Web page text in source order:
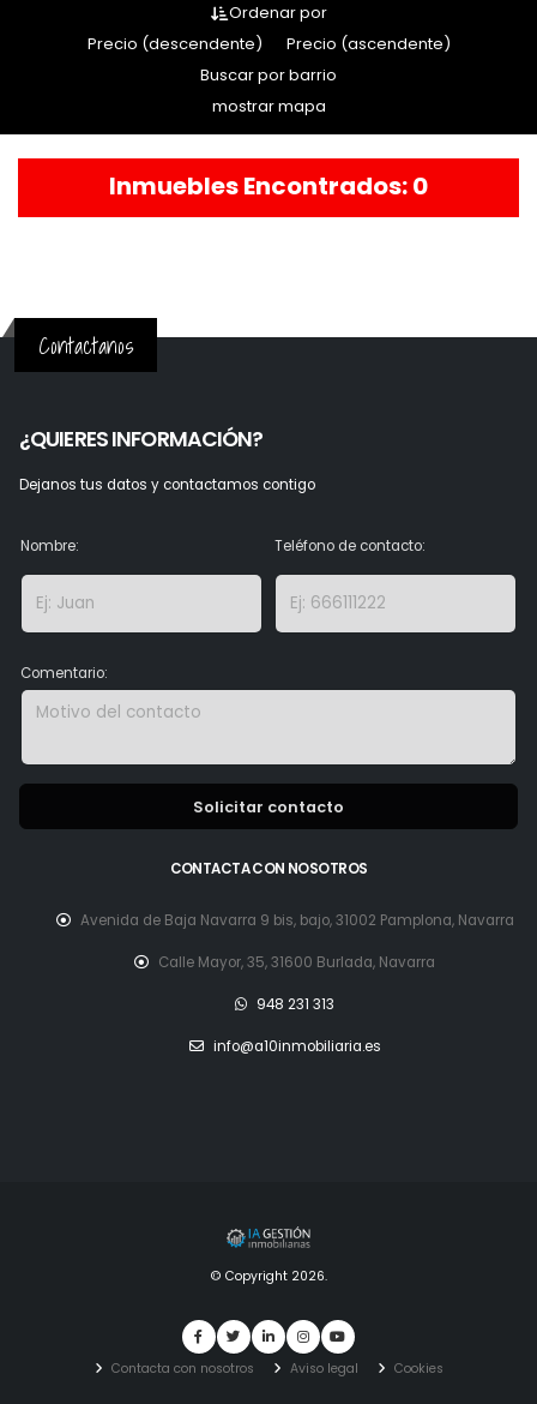
Ordenar por
Precio (descendente)
Precio (ascendente)
Buscar por barrio
mostrar mapa
Inmuebles Encontrados: 0
Contactanos
¿QUIERES INFORMACIÓN?
Dejanos tus datos y contactamos contigo
Nombre: Teléfono de contacto:
Comentario:
Solicitar contacto
CONTACTA CON NOSOTROS
Avenida de Baja Navarra 9 bis, bajo, 31002 Pamplona, Navarra
Calle Mayor, 35, 31600 Burlada, Navarra
948 231 313
info@a10inmobiliaria.es
© Copyright 2026.
Contacta con nosotros Aviso legal Cookies